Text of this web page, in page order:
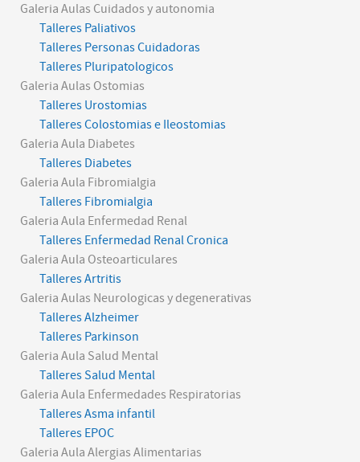
Galeria Aulas Cuidados y autonomia
Talleres Paliativos
Talleres Personas Cuidadoras
Talleres Pluripatologicos
Galeria Aulas Ostomias
Talleres Urostomias
Talleres Colostomias e Ileostomias
Galeria Aula Diabetes
Talleres Diabetes
Galeria Aula Fibromialgia
Talleres Fibromialgia
Galeria Aula Enfermedad Renal
Talleres Enfermedad Renal Cronica
Galeria Aula Osteoarticulares
Talleres Artritis
Galeria Aulas Neurologicas y degenerativas
Talleres Alzheimer
Talleres Parkinson
Galeria Aula Salud Mental
Talleres Salud Mental
Galeria Aula Enfermedades Respiratorias
Talleres Asma infantil
Talleres EPOC
Galeria Aula Alergias Alimentarias